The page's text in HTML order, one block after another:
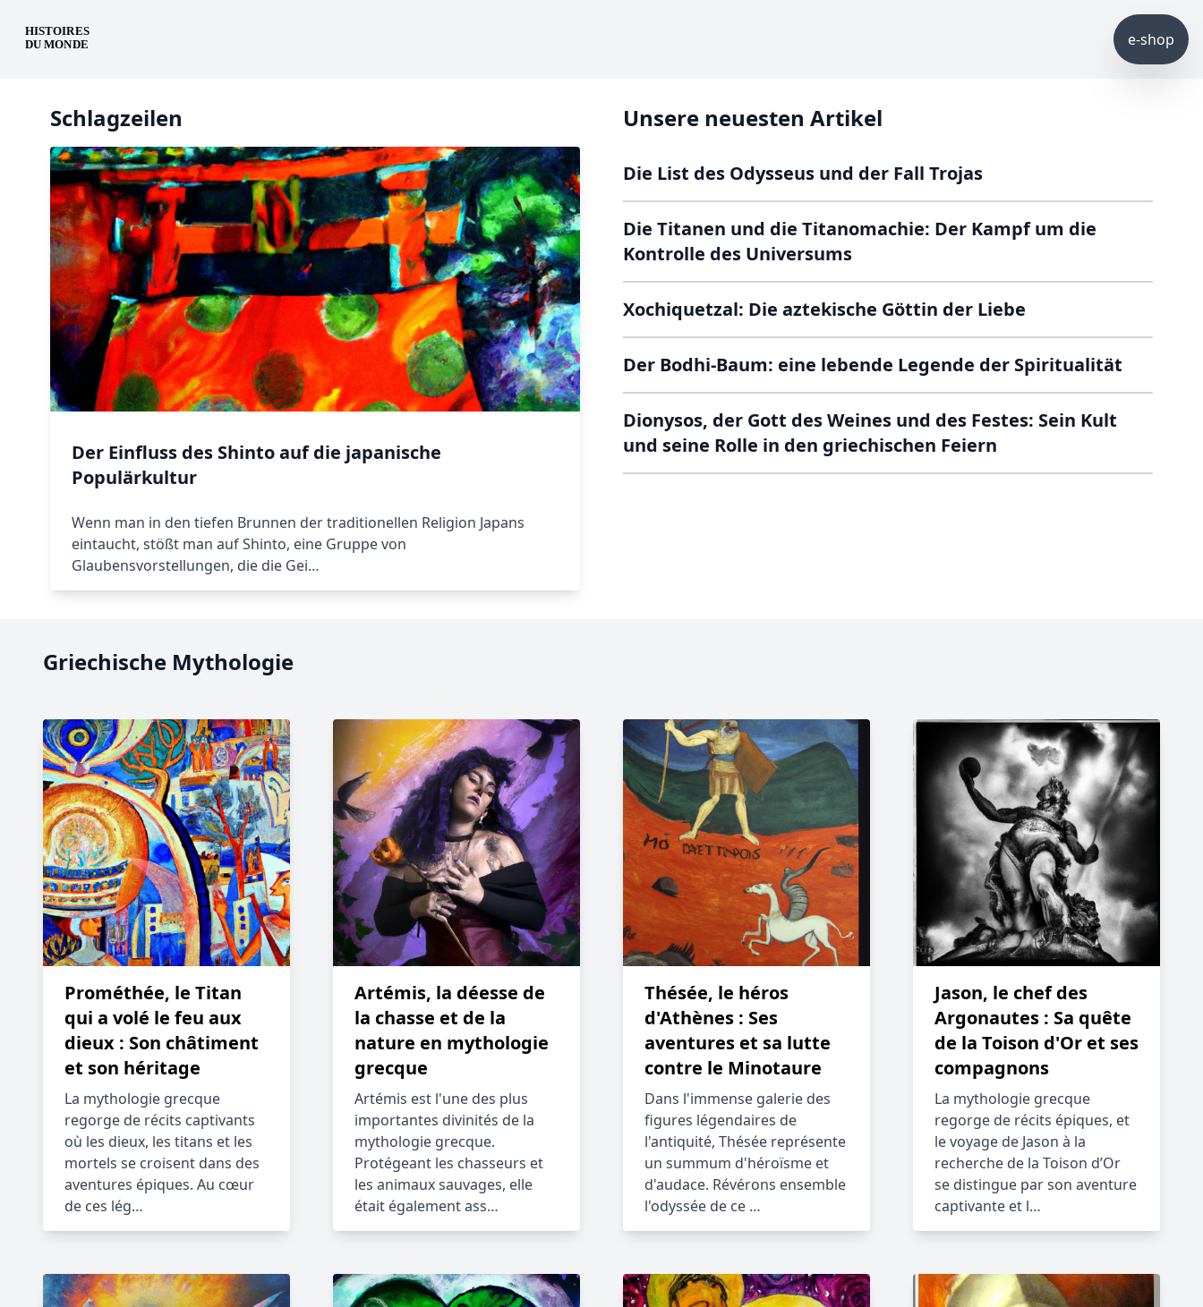
de e-shop
Schlagzeilen
Der Einfluss des Shinto auf die japanische
Populärkultur
Wenn man in den tiefen Brunnen der traditionellen Religion Japans
eintaucht, stößt man auf Shinto, eine Gruppe von
Glaubensvorstellungen, die die Gei…
Unsere neuesten Artikel
Die List des Odysseus und der Fall Trojas
Die Titanen und die Titanomachie: Der Kampf um die
Kontrolle des Universums
Xochiquetzal: Die aztekische Göttin der Liebe
Der Bodhi-Baum: eine lebende Legende der Spiritualität
Dionysos, der Gott des Weines und des Festes: Sein Kult
und seine Rolle in den griechischen Feiern
Griechische Mythologie
Prométhée, le Titan
qui a volé le feu aux
dieux : Son châtiment
et son héritage
La mythologie grecque
regorge de récits captivants
où les dieux, les titans et les
mortels se croisent dans des
aventures épiques. Au cœur
de ces lég…
Artémis, la déesse de
la chasse et de la
nature en mythologie
grecque
Artémis est l'une des plus
importantes divinités de la
mythologie grecque.
Protégeant les chasseurs et
les animaux sauvages, elle
était également ass…
Thésée, le héros
d'Athènes : Ses
aventures et sa lutte
contre le Minotaure
Dans l'immense galerie des
figures légendaires de
l'antiquité, Thésée représente
un summum d'héroïsme et
d'audace. Révérons ensemble
l'odyssée de ce …
Jason, le chef des
Argonautes : Sa quête
de la Toison d'Or et ses
compagnons
La mythologie grecque
regorge de récits épiques, et
le voyage de Jason à la
recherche de la Toison d’Or
se distingue par son aventure
captivante et l…